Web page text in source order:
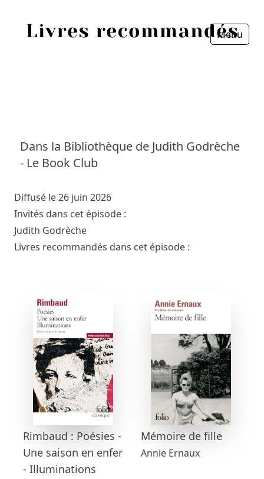
Menu
Dans la Bibliothèque de Judith Godrèche
- Le Book Club
Diffusé le 26 juin 2026
Invités dans cet épisode :
Judith Godrèche
Livres recommandés dans cet épisode :
Rimbaud : Poésies -
Une saison en enfer
- Illuminations
Mémoire de fille
Annie Ernaux
Personnes
Livres
Livres les plus recommandés
Fermer